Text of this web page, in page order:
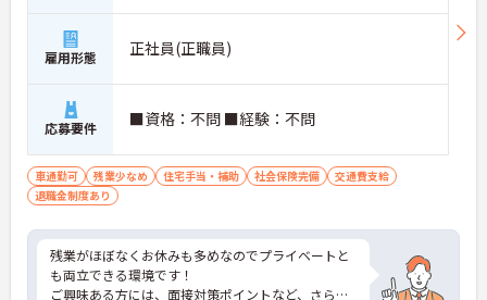
雇用形態 正社員(正職員)
応募要件 ■資格：不問 ■経験：不問
車通勤可 残業少なめ 住宅手当・補助 社会保険完備
交通費支給
退職金制度あり
残業がほぼなくお休みも多めなのでプライベートと
も両立できる環境です！
ご興味ある方には、面接対策ポイントなど、さらに